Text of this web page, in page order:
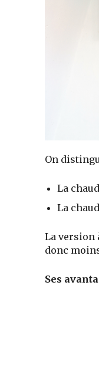
On
La
La
La version
donc
Ses